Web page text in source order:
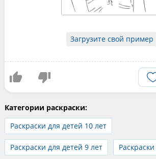
Загрузите свой пример
Категории раскраски:
Раскраски для детей 10 лет
Раскраски для детей 9 лет